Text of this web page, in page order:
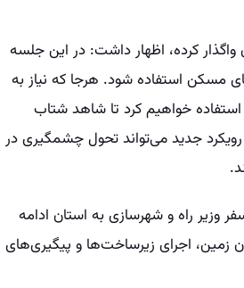
واگذار کرده، اظهار داشت: در این جلسه
مسکن استفاده شود. هرجا که نیاز به
استفاده خواهیم کرد تا شاهد شتاب
جدید می‌تواند تحول چشمگیری در
وزیر راه و شهرسازی به استان ادامه
زمین، اجرای زیرساخت‌ها و پیگیری‌های